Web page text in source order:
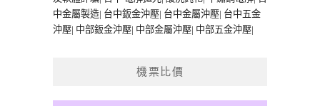
中金屬製造| 台中鈑金沖壓| 台中金屬沖壓| 台中五金
沖壓| 中部鈑金沖壓| 中部金屬沖壓| 中部五金沖壓|
機票比價